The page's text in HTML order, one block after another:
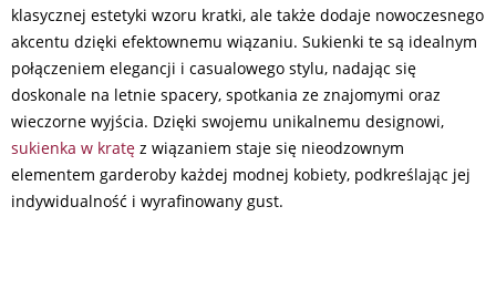
klasycznej estetyki wzoru kratki, ale także dodaje nowoczesnego
akcentu dzięki efektownemu wiązaniu. Sukienki te są idealnym
połączeniem elegancji i casualowego stylu, nadając się
doskonale na letnie spacery, spotkania ze znajomymi oraz
wieczorne wyjścia. Dzięki swojemu unikalnemu designowi,
sukienka w kratę z wiązaniem staje się nieodzownym
elementem garderoby każdej modnej kobiety, podkreślając jej
indywidualność i wyrafinowany gust.